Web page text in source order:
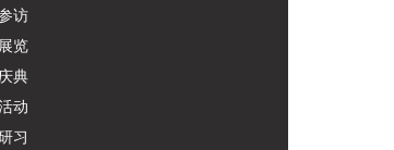
访
展览
庆典
动
习